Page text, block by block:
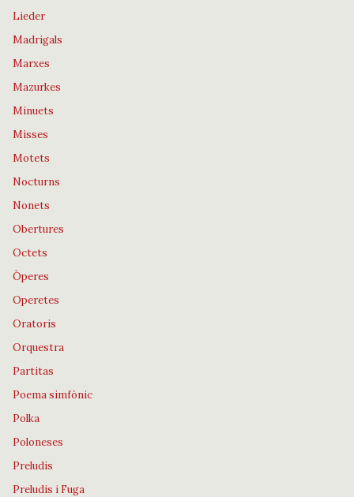
Lieder
Madrigals
Marxes
Mazurkes
Minuets
Misses
Motets
Nocturns
Nonets
Obertures
Octets
Òperes
Operetes
Oratoris
Orquestra
Partitas
Poema simfònic
Polka
Poloneses
Preludis
Preludis i Fuga